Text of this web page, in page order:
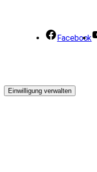
Facebook
Einwilligung verwalten